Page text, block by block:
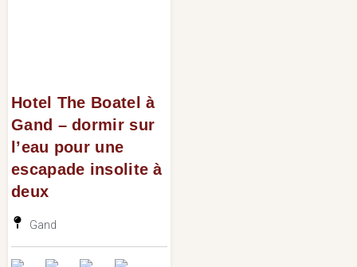
Hotel The Boatel à
Gand – dormir sur
l’eau pour une
escapade insolite à
deux
Gand